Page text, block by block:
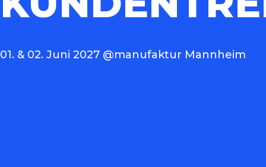
01. & 02. Juni 2027 @manufaktur Mannheim